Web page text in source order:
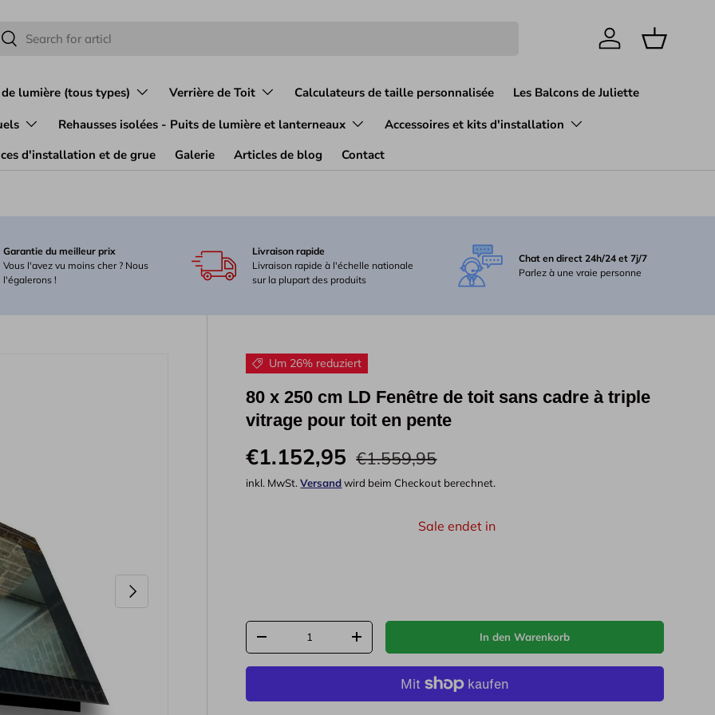
Suchen
Einloggen
lumière (tous types) Verrière de Toit Calculateurs de taille personnalisée
Les Balcons de Juliette
Rehausses isolées - Puits de lumière et lanterneaux
Accessoires et kits d'installation
d'installation et de grue
Galerie Articles de blog Contact
Garantie du meilleur prix
Vous l'avez vu moins cher ? Nous
l'égalerons !
Livraison rapide
Livraison rapide à l'échelle nationale
sur la plupart des produits
Chat en direct 24h/24 et 7j/7
Parlez à une vraie personne
Nächste
Um 26% reduziert
80 x 250 cm LD Fenêtre de toit sans cadre à triple
vitrage pour toit en pente
€1.152,95 €1.559,95
inkl. MwSt.Versandwird beim Checkout berechnet.
Sale endet in
Anzahl
-
+ In den Warenkorb